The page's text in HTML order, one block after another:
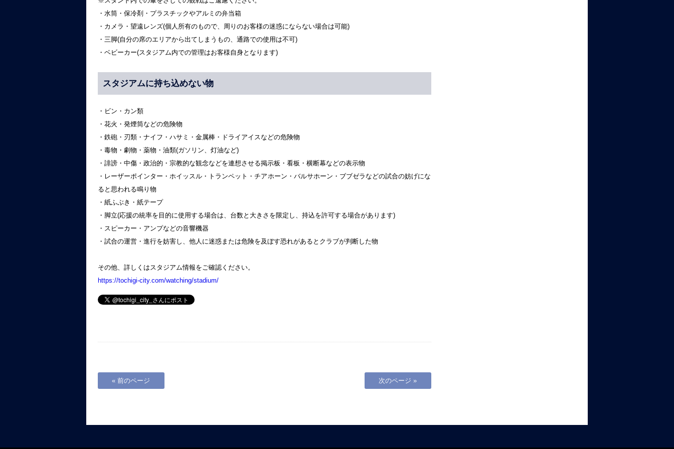
・水筒・保冷剤・プラスチックやアルミの弁当箱
・カメラ・望遠レンズ(個人所有のもので、周りのお客様の迷惑にならない場合は可能)
・三脚(自分の席のエリアから出てしまうもの、通路での使用は不可)
・ベビーカー(スタジアム内での管理はお客様自身となります)
スタジアムに持ち込めない物
・ビン・カン類
・花火・発煙筒などの危険物
・鉄砲・刃類・ナイフ・ハサミ・金属棒・ドライアイスなどの危険物
・毒物・劇物・薬物・油類(ガソリン、灯油など)
・誹謗・中傷・政治的・宗教的な観念などを連想させる掲示板・看板・横断幕などの表示物
・レーザーポインター・ホイッスル・トランペット・チアホーン・バルサホーン・ブブゼラなどの試合の妨げにな
ると思われる鳴り物
・紙ふぶき・紙テープ
・脚立(応援の統率を目的に使用する場合は、台数と大きさを限定し、持込を許可する場合があります)
・スピーカー・アンプなどの音響機器
・試合の運営・進行を妨害し、他人に迷惑または危険を及ぼす恐れがあるとクラブが判断した物
その他、詳しくはスタジアム情報をご確認ください。
https://tochigi-city.com/watching/stadium/
« 前のページ 次のページ »